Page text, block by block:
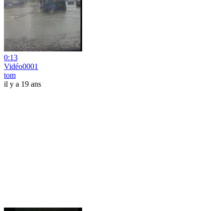
0:13
Vidéo0001
tom
il y a 19 ans